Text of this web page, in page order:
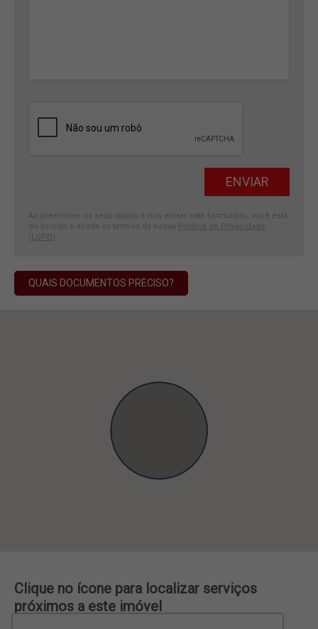
Ao preencher os seus dados e nos enviar este formulário, você está
de acordo e aceita os termos da nossa Política de Privacidade
(LGPD)
QUAIS DOCUMENTOS PRECISO?